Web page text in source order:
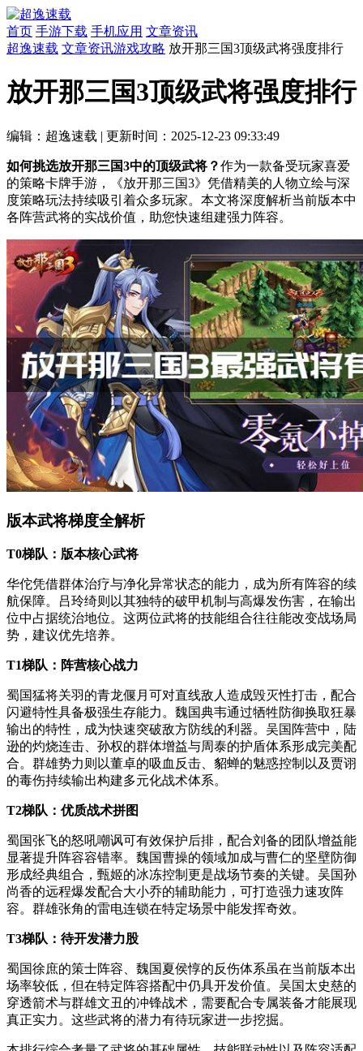
首页 手游下载 手机应用 文章资讯
超逸速载 文章资讯游戏攻略 放开那三国3顶级武将强度排行
放开那三国3顶级武将强度排行
编辑：超逸速载 | 更新时间：2025-12-23 09:33:49
如何挑选放开那三国3中的顶级武将？作为一款备受玩家喜爱
的策略卡牌手游，《放开那三国3》凭借精美的人物立绘与深
度策略玩法持续吸引着众多玩家。本文将深度解析当前版本中
各阵营武将的实战价值，助您快速组建强力阵容。
版本武将梯度全解析
T0梯队：版本核心武将
华佗凭借群体治疗与净化异常状态的能力，成为所有阵容的续
航保障。吕玲绮则以其独特的破甲机制与高爆发伤害，在输出
位中占据统治地位。这两位武将的技能组合往往能改变战场局
势，建议优先培养。
T1梯队：阵营核心战力
蜀国猛将关羽的青龙偃月可对直线敌人造成毁灭性打击，配合
闪避特性具备极强生存能力。魏国典韦通过牺牲防御换取狂暴
输出的特性，成为快速突破敌方防线的利器。吴国阵营中，陆
逊的灼烧连击、孙权的群体增益与周泰的护盾体系形成完美配
合。群雄势力则以董卓的吸血反击、貂蝉的魅惑控制以及贾诩
的毒伤持续输出构建多元化战术体系。
T2梯队：优质战术拼图
蜀国张飞的怒吼嘲讽可有效保护后排，配合刘备的团队增益能
显著提升阵容容错率。魏国曹操的领域加成与曹仁的坚壁防御
形成经典组合，甄姬的冰冻控制更是战场节奏的关键。吴国孙
尚香的远程爆发配合大小乔的辅助能力，可打造强力速攻阵
容。群雄张角的雷电连锁在特定场景中能发挥奇效。
T3梯队：待开发潜力股
蜀国徐庶的策士阵容、魏国夏侯惇的反伤体系虽在当前版本出
场率较低，但在特定阵容搭配中仍具开发价值。吴国太史慈的
穿透箭术与群雄文丑的冲锋战术，需要配合专属装备才能展现
真正实力。这些武将的潜力有待玩家进一步挖掘。